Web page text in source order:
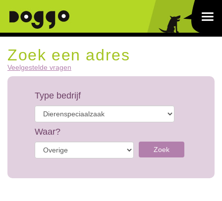
Zoek een adres
Veelgestelde vragen
Type bedrijf
Waar?
Zoek